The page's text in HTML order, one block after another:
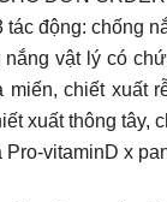
tác động: chống
vật lý có
miến, chiết xuất
xuất thông tây,
vitaminD x